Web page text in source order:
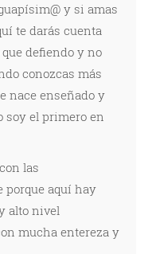
y si amas
te darás cuenta
defiendo y no
conozcas más
nace enseñado y
soy el primero en
las
porque aquí hay
alto nivel
mucha entereza y